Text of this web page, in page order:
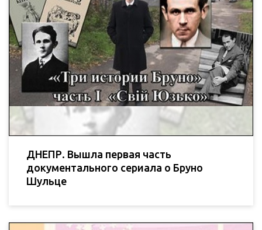
ДНЕПР. Вышла первая часть
документального сериала о Бруно
Шульце